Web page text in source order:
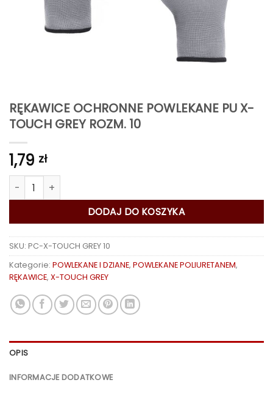
RĘKAWICE OCHRONNE POWLEKANE PU X-
TOUCH GREY ROZM. 10
1,79 zł
ilość RĘKAWICE OCHRONNE POWLEKANE PU X-TOUCH GREY
DODAJ DO KOSZYKA
SKU: PC-X-TOUCH GREY 10
Kategorie: POWLEKANE I DZIANE, POWLEKANE POLIURETANEM,
RĘKAWICE, X-TOUCH GREY
OPIS
INFORMACJE DODATKOWE